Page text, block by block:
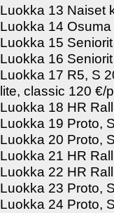
Luokka 13 Naiset
Luokka 14
Luokka 15
Luokka 16
Luokka 17 R5, S
lite, classic 120 €/
Luokka 18 HR
Luokka 19 Proto,
Luokka 20 Proto,
Luokka 21 HR
Luokka 22 HR
Luokka 23 Proto,
Luokka 24 Proto,